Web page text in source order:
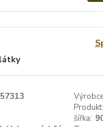
Produkt:
šířka: